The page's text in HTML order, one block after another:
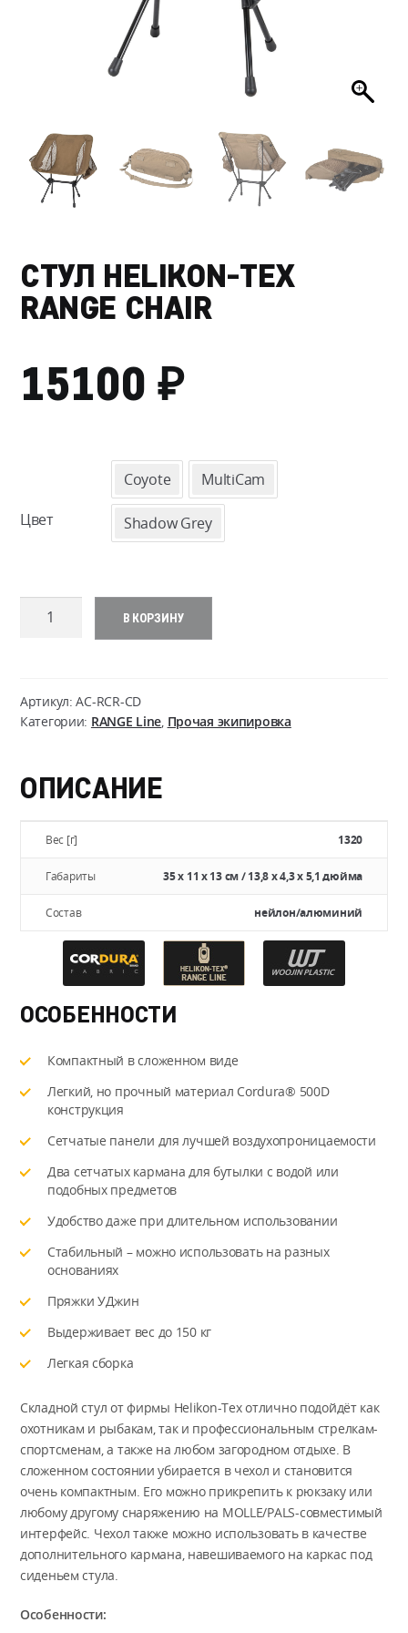
СТУЛ HELIKON-TEX
RANGE CHAIR
15100₽
Цвет
Coyote MultiCam
Shadow Grey
Количество
Tex
Range
В КОРЗИНУ
Артикул:AC-RCR-CD
Категории: RANGE Line Прочая экипировка
ОПИСАНИЕ
Вес [г] 1320
Габариты 35 х 11 х 13 см / 13,8 х 4,3 х 5,1 дюйма
Состав нейлон/алюминий
ОСОБЕННОСТИ
Компактный в сложенном виде
Легкий, но прочный материал Cordura® 500D
конструкция
Сетчатые панели для лучшей воздухопроницаемости
Два сетчатых кармана для бутылки с водой или
подобных предметов
Удобство даже при длительном использовании
Стабильный – можно использовать на разных
основаниях
Пряжки УДжин
Выдерживает вес до 150 кг
Легкая сборка
Складной стул от фирмы Helikon-Tex отлично подойдёт как
охотникам и рыбакам, так и профессиональным стрелкам-
спортсменам, а также на любом загородном отдыхе. В
сложенном состоянии убирается в чехол и становится
очень компактным. Его можно прикрепить к рюкзаку или
любому другому снаряжению на MOLLE/PALS-совместимый
интерфейс. Чехол также можно использовать в качестве
дополнительного кармана, навешиваемого на каркас под
сиденьем стула.
Особенности: